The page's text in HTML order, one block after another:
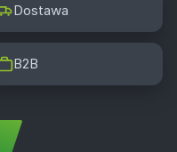
Dostawa
B2B